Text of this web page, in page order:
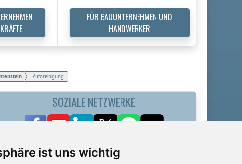
ist uns wichtig
FÜR BAUUNTERNEHMEN UND
HANDWERKER
Autoreinigung
SOZIALE NETZWERKE